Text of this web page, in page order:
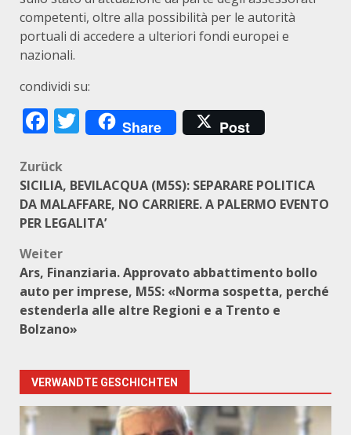
competenti, oltre alla possibilità per le autorità
portuali di accedere a ulteriori fondi europei e
nazionali.
condividi su:
Facebook
Twitter
Share Post
Beitragsnavigation
Zurück
SICILIA, BEVILACQUA (M5S): SEPARARE POLITICA
DA MALAFFARE, NO CARRIERE. A PALERMO EVENTO
PER LEGALITA’
Weiter
Ars, Finanziaria. Approvato abbattimento bollo
auto per imprese, M5S: «Norma sospetta, perché
estenderla alle altre Regioni e a Trento e
Bolzano»
VERWANDTE GESCHICHTEN